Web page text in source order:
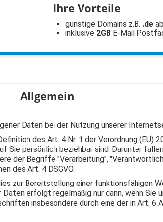
Ihre Vorteile
günstige Domains z.B. .deab
inklusive 2GBE-Mail
Allgemein
Daten bei der Nutzung unserer
des Art. 4 Nr. 1 der Verordnung (EU)
Sie persönlich beziehbar sind. Darunter
der Begriffe "Verarbeitung",
des Art. 4 DSGVO.
zur Bereitstellung einer funktionsfähigen
erfolgt regelmäßig nur dann, wenn Sie
insbesondere durch eine der in Art. 6